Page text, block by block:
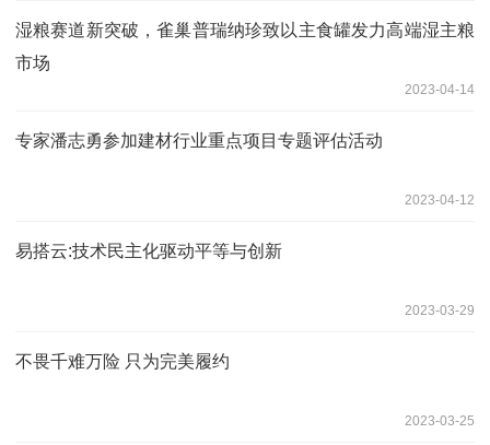
湿粮赛道新突破，雀巢普瑞纳珍致以主食罐发力高端湿主粮
市场
2023-04-14
专家潘志勇参加建材行业重点项目专题评估活动
2023-04-12
易搭云:技术民主化驱动平等与创新
2023-03-29
不畏千难万险 只为完美履约
2023-03-25